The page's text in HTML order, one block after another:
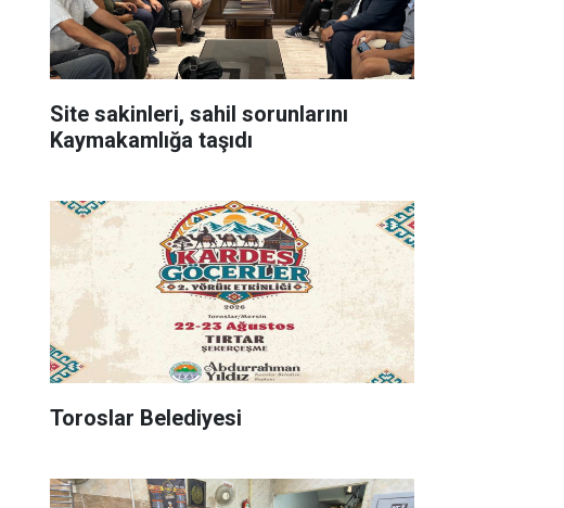
Site sakinleri, sahil sorunlarını
Kaymakamlığa taşıdı
Toroslar Belediyesi